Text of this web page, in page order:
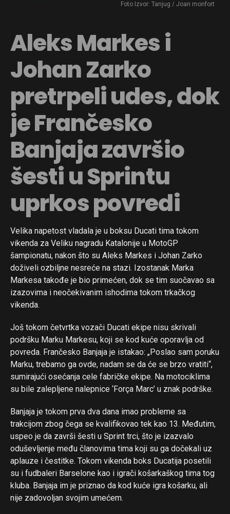
Foto Izvor: Tanjug / Joan monfort
Aleks Markes i
Johan Zarko
pretrpeli udes, dok
je Frančesko
Banjaja završio
šesti u Sprintu
uprkos povredi
Velika napetost vladala je u boksu Ducati tima tokom
vikenda za Veliku nagradu Katalonije u MotoGP
šampionatu, nakon što su Aleks Markes i Johan Zarko
doživeli ozbiljne nesreće na stazi. Izostanak Marka
Markesa takođe je bio primećen, dok se tim suočavao sa
izazovima i neočekivanim ishodima tokom trkačkog
vikenda.
Još tokom četvrtka vozači Ducati ekipe nisu skrivali
podršku Marku Markesu, koji se kod kuće oporavlja od
povreda. Frančesko Banjaja je istakao: „Poslao sam poruku
Marku, trebamo ga ovde, nadam se da će se brzo vratiti“,
sumirajući osećanja cele fabričke ekipe. Na motociklima
su bile zalepljene nalepnice ‘Força Marc’ u znak podrške.
Banjaja je tokom prva dva dana imao probleme sa
trakcijom zbog čega se kvalifikovao tek kao 13. Međutim,
uspeo je da završi šesti u Sprint trci, što je izazvalo
oduševljenje među članovima tima koji su ga dočekali uz
aplauze i čestitke. Tokom vikenda boks Ducatija posetili
su i fudbaleri Barselone kao i igrači košarkaškog tima tog
kluba. Banjaja im je priznao da kod kuće igra košarku, ali
nije zadovoljan svojim umećem.